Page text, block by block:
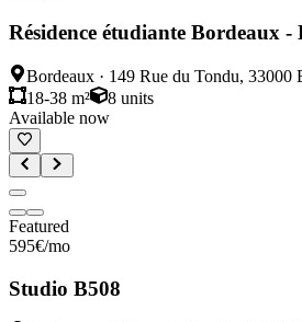
Résidence étudiante Bordeaux -
Bordeaux · 149 Rue du Tondu, 33000
18-38 m²
8 units
Available now
Featured
595€/mo
Studio B508